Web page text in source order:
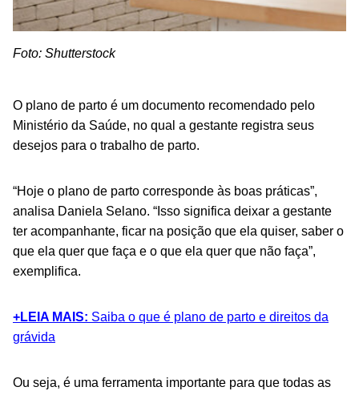
Foto: Shutterstock
O plano de parto é um documento recomendado pelo
Ministério da Saúde, no qual a gestante registra seus
desejos para o trabalho de parto.
“Hoje o plano de parto corresponde às boas práticas”,
analisa Daniela Selano. “Isso significa deixar a gestante
ter acompanhante, ficar na posição que ela quiser, saber o
que ela quer que faça e o que ela quer que não faça”,
exemplifica.
+LEIA MAIS: Saiba o que é plano de parto e direitos da
grávida
Ou seja, é uma ferramenta importante para que todas as